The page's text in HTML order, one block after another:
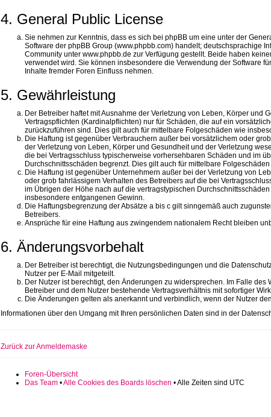
4. General Public License
Sie nehmen zur Kenntnis, dass es sich bei phpBB um eine unter der
Software der phpBB Group (www.phpbb.com) handelt; deutschsprachige
Community unter www.phpbb.de zur Verfügung gestellt. Beide haben
verwendet wird. Sie können insbesondere die Verwendung der Software
Inhalte fremder Foren Einfluss nehmen.
5. Gewährleistung
Der Betreiber haftet mit Ausnahme der Verletzung von Leben, Körper und
Vertragspflichten (Kardinalpflichten) nur für Schäden, die auf ein
zurückzuführen sind. Dies gilt auch für mittelbare Folgeschäden wie
Die Haftung ist gegenüber Verbrauchern außer bei vorsätzlichem oder
der Verletzung von Leben, Körper und Gesundheit und der Verletzung
die bei Vertragsschluss typischerweise vorhersehbaren Schäden und im
Durchschnittsschäden begrenzt. Dies gilt auch für mittelbare
Die Haftung ist gegenüber Unternehmern außer bei der Verletzung von
oder grob fahrlässigem Verhalten des Betreibers auf die bei
im Übrigen der Höhe nach auf die vertragstypischen
insbesondere entgangenen Gewinn.
Die Haftungsbegrenzung der Absätze a bis c gilt sinngemäß auch
Betreibers.
Ansprüche für eine Haftung aus zwingendem nationalem Recht bleiben
6. Änderungsvorbehalt
Der Betreiber ist berechtigt, die Nutzungsbedingungen und die
Nutzer per E-Mail mitgeteilt.
Der Nutzer ist berechtigt, den Änderungen zu widersprechen. Im Falle des
Betreiber und dem Nutzer bestehende Vertragsverhältnis mit sofortiger
Die Änderungen gelten als anerkannt und verbindlich, wenn der Nutzer
Informationen über den Umgang mit Ihren persönlichen Daten sind in der
Zurück zur Anmeldemaske
Foren-Übersicht
Das Team•Alle Cookies des Boards löschen • Alle Zeiten sind UTC